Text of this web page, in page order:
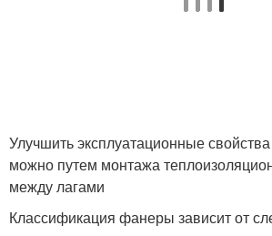
Улучшить эксплуатационные
можно путем монтажа
между лагами
Классификация фанеры зависит от